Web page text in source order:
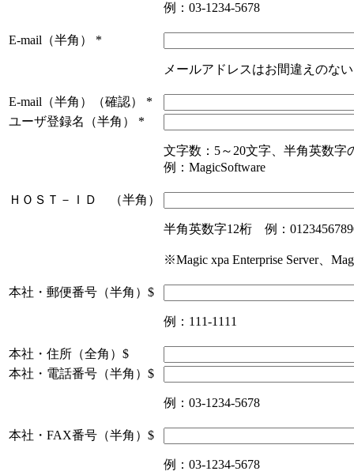
例：03-1234-5678
E-mail（半角） *
メールアドレスはお間違えのな
E-mail（半角）（確認） *
ユーザ登録名（半角） *
文字数：5～20文字、半角英数字
例：MagicSoftware
ＨＯＳＴ－ＩＤ （半角）
半角英数字12桁 例：
※Magic xpa Enterprise Server、
本社・郵便番号（半角）$
例：111-1111
本社・住所（全角）$
本社・電話番号（半角）$
例：03-1234-5678
本社・FAX番号（半角）$
例：03-1234-5678